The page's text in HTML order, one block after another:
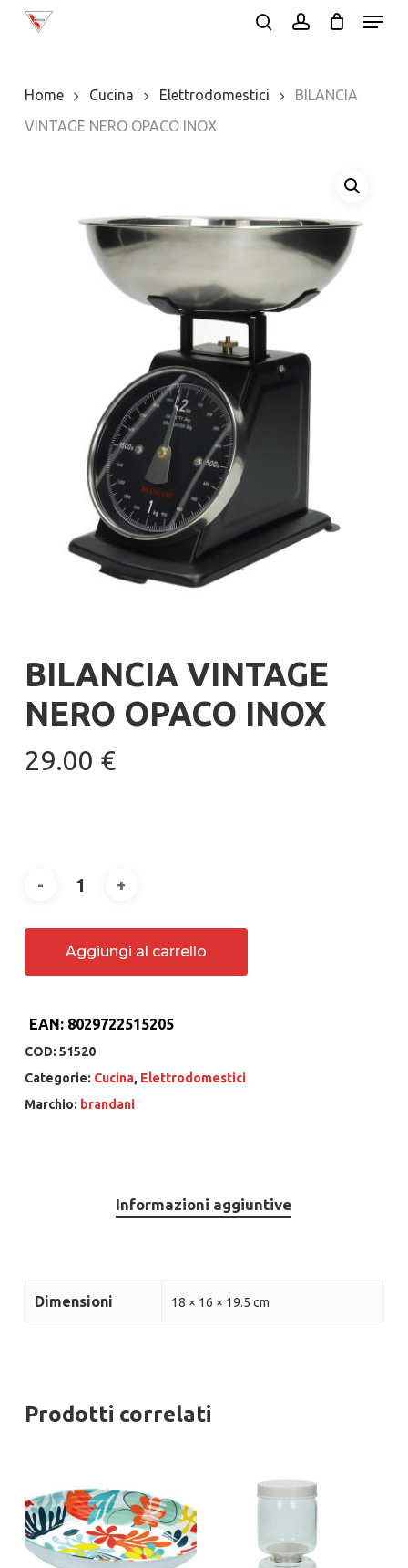
Skip
content
Menu
Home Cucina Elettrodomestici
BILANCIA
VINTAGE NERO OPACO INOX
BILANCIA VINTAGE
NERO OPACO INOX
29.00 €
Aggiungi al carrello
EAN: 8029722515205
COD: 51520
Categorie: Cucina, Elettrodomestici
Marchio: brandani
Informazioni aggiuntive
Dimensioni 18 × 16 × 19.5 cm
Prodotti correlati